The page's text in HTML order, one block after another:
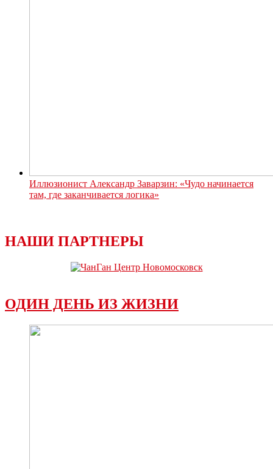
Иллюзионист Александр Заварзин: «Чудо начинается
там, где заканчивается логика»
НАШИ ПАРТНЕРЫ
ОДИН ДЕНЬ ИЗ ЖИЗНИ